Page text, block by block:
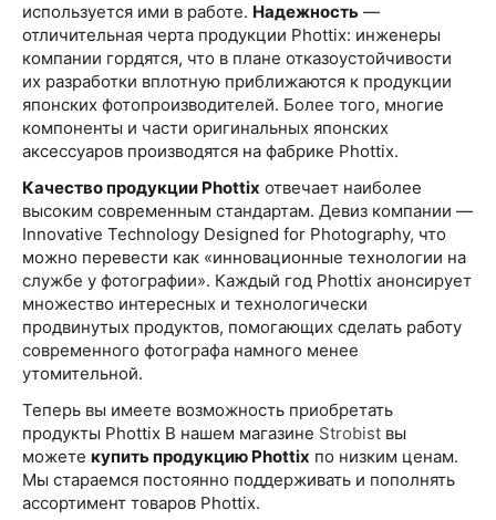
используется ими в работе. Надежность —
отличительная черта продукции Phottix: инженеры
компании гордятся, что в плане отказоустойчивости
их разработки вплотную приближаются к продукции
японских фотопроизводителей. Более того, многие
компоненты и части оригинальных японских
аксессуаров производятся на фабрике Phottix.
Качество продукции Phottix отвечает наиболее
высоким современным стандартам. Девиз компании —
Innovative Technology Designed for Photography, что
можно перевести как «инновационные технологии на
службе у фотографии». Каждый год Phottix анонсирует
множество интересных и технологически
продвинутых продуктов, помогающих сделать работу
современного фотографа намного менее
утомительной.
Теперь вы имеете возможность приобретать
продукты Phottix В нашем магазине Strobist вы
можете купить продукцию Phottix по низким ценам.
Мы стараемся постоянно поддерживать и пополнять
ассортимент товаров Phottix.